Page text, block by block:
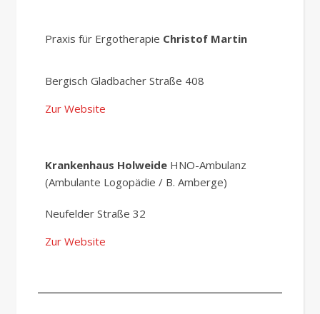
Praxis für Ergotherapie Christof Martin
Bergisch Gladbacher Straße 408
Zur Website
Krankenhaus Holweide HNO-Ambulanz
(Ambulante Logopädie / B. Amberge)
Neufelder Straße 32
Zur Website